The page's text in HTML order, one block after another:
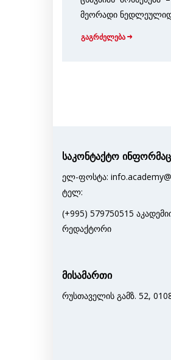
მეორადი
გაგრძელება
საკონტაქტო
ელ-ფოსტა:
ტელ:
(+995) 579750515
რედაქტორი
მისამართი
რუსთაველის გამზ. 52,